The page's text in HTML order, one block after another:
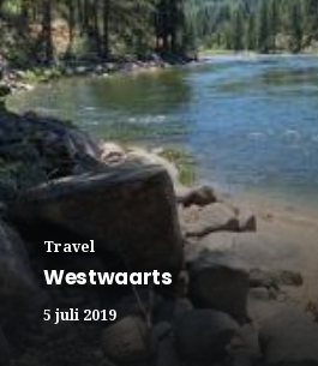
Travel
Westwaarts
5 juli 2019